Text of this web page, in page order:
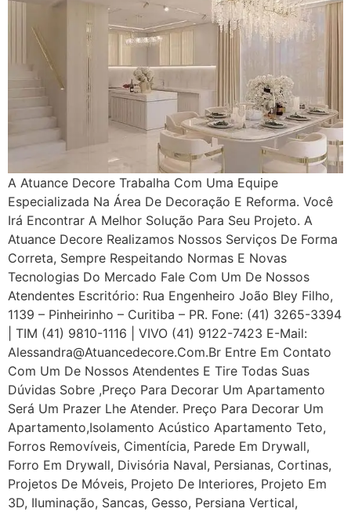
A Atuance Decore Trabalha Com Uma Equipe
Especializada Na Área De Decoração E Reforma. Você
Irá Encontrar A Melhor Solução Para Seu Projeto. A
Atuance Decore Realizamos Nossos Serviços De Forma
Correta, Sempre Respeitando Normas E Novas
Tecnologias Do Mercado Fale Com Um De Nossos
Atendentes Escritório: Rua Engenheiro João Bley Filho,
1139 – Pinheirinho – Curitiba – PR. Fone: (41) 3265-3394
| TIM (41) 9810-1116 | VIVO (41) 9122-7423 E-Mail:
Alessandra@atuancedecore.com.br Entre Em Contato
Com Um De Nossos Atendentes E Tire Todas Suas
Dúvidas Sobre ,Preço Para Decorar Um Apartamento
Será Um Prazer Lhe Atender. Preço Para Decorar Um
Apartamento,Isolamento Acústico Apartamento Teto,
Forros Removíveis, Cimentícia, Parede Em Drywall,
Forro Em Drywall, Divisória Naval, Persianas, Cortinas,
Projetos De Móveis, Projeto De Interiores, Projeto Em
3D, Iluminação, Sancas, Gesso, Persiana Vertical,